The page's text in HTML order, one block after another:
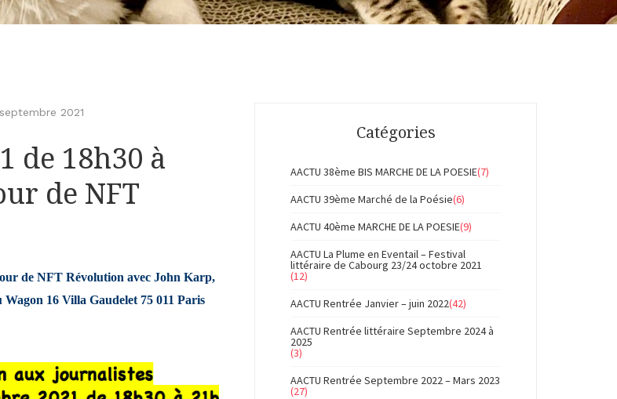
2021
de 18h30 à
de NFT
de NFT Révolution avec John Karp,
16 Villa Gaudelet 75 011 Paris
Catégories
AACTU 38ème BIS MARCHE DE LA POESIE(7)
AACTU 39ème Marché de la Poésie(6)
AACTU 40ème MARCHE DE LA POESIE(9)
AACTU La Plume en Eventail – Festival
littéraire de Cabourg 23/24 octobre 2021
(12)
AACTU Rentrée Janvier – juin 2022(42)
AACTU Rentrée littéraire Septembre 2024 à
2025
(3)
AACTU Rentrée Septembre 2022 – Mars 2023
(27)